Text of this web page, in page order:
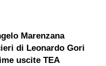
Marenzana
di Leonardo Gori
uscite TEA